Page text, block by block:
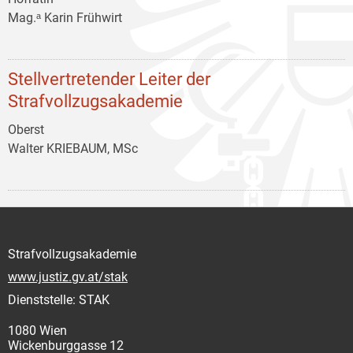
Mag.ᵃ Karin Frühwirt
Stellvertretender Leiter der
Strafvollzugsakademie
Oberst
Walter KRIEBAUM, MSc
Strafvollzugsakademie
www.justiz.gv.at/stak
Dienststelle: STAK
1080 Wien
Wickenburggasse 12